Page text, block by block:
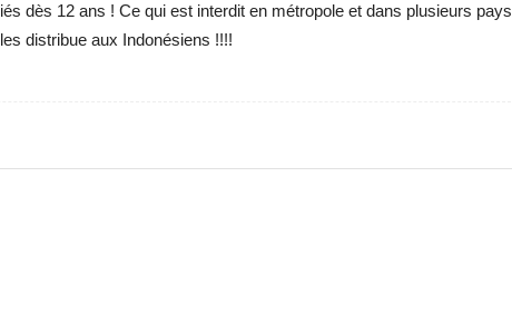
dès 12 ans ! Ce qui est interdit en métropole et dans plusieurs pays
distribue aux Indonésiens !!!!